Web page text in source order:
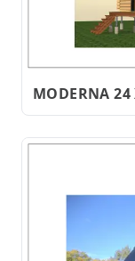
MODERNA 24